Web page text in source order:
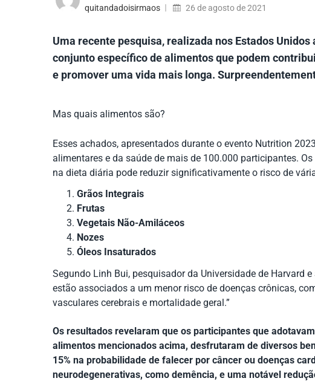
quitandadoisirmaos 26 de agosto de 2021
Uma recente pesquisa, realizada nos Estados
conjunto específico de alimentos que podem
e promover uma vida mais longa.
Mas quais alimentos são?
Esses achados, apresentados durante o evento Nutrition
alimentares e da saúde de mais de 100.000 participantes.
na dieta diária pode reduzir significativamente o risco de
Grãos Integrais
Frutas
Vegetais Não-Amiláceos
Nozes
Óleos Insaturados
Segundo Linh Bui, pesquisador da Universidade de Harvard
estão associados a um menor risco de doenças crônicas,
vasculares cerebrais e mortalidade geral.”
Os resultados revelaram que os participantes que
alimentos mencionados acima, desfrutaram de diversos
15% na probabilidade de falecer por câncer ou doenças
neurodegenerativas, como demência, e uma notável